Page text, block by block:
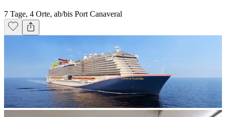
7 Tage, 4 Orte, ab/bis Port Canaveral